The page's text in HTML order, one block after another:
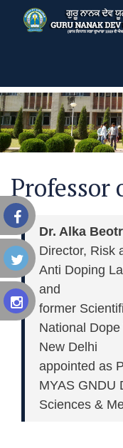
Professor
Dr. Alka
Director, Risk
Anti Doping
and
former
National
New Delhi
appointed as
MYAS GNDU
Sciences &